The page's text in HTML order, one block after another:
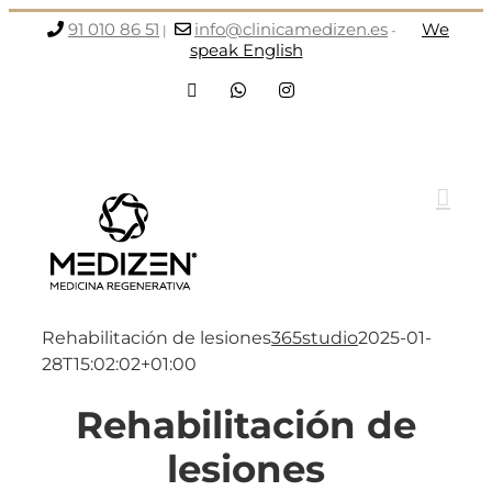
91 010 86 51 | info@clinicamedizen.es -
We
speak English
FacebookWhatsAppInstagram
Rehabilitación de lesiones365studio2025-01-
28T15:02:02+01:00
Rehabilitación de
lesiones